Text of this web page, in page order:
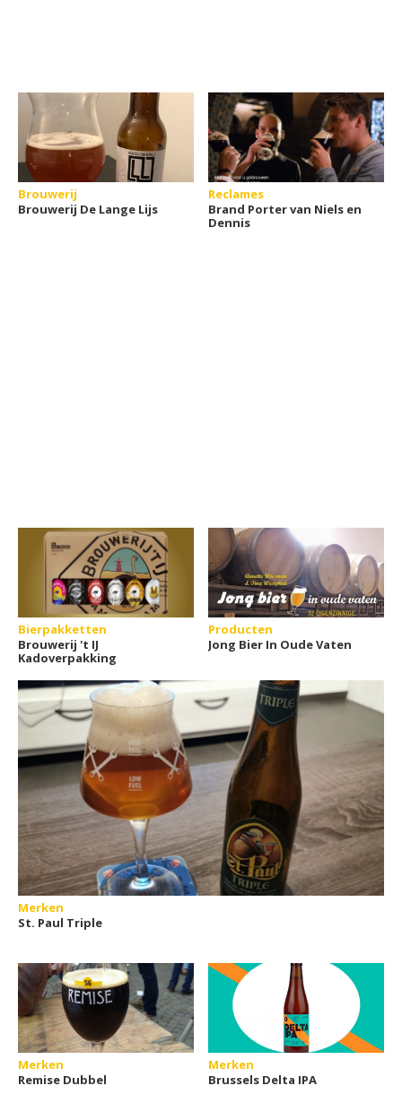
Brouwerij
Brouwerij De Lange Lijs
Reclames
Brand Porter van Niels en
Dennis
Bierpakketten
Brouwerij 't IJ
Kadoverpakking
Producten
Jong Bier In Oude Vaten
Merken
St. Paul Triple
Merken
Remise Dubbel
Merken
Brussels Delta IPA